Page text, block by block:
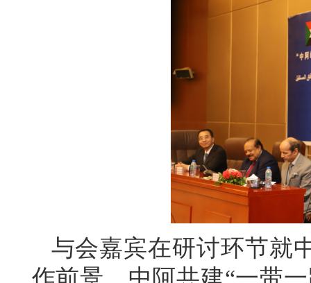
与会嘉宾在研讨环节就
作前景、中阿共建“一带